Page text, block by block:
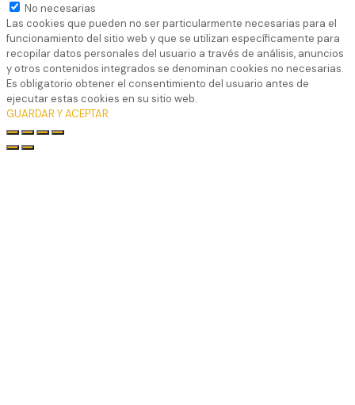
No necesarias
Las cookies que pueden no ser particularmente necesarias para el
funcionamiento del sitio web y que se utilizan específicamente para
recopilar datos personales del usuario a través de análisis, anuncios
y otros contenidos integrados se denominan cookies no necesarias.
Es obligatorio obtener el consentimiento del usuario antes de
ejecutar estas cookies en su sitio web.
GUARDAR Y ACEPTAR